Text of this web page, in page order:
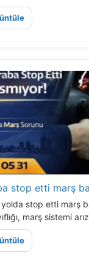
stop etti marş
yolda stop etti marş
marş sistemi